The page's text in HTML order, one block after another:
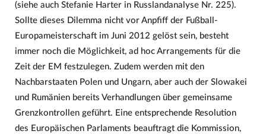
(siehe auch Stefanie Harter in Russlandanalyse Nr. 225).
Sollte dieses Dilemma nicht vor Anpfiff der Fußball-
Europameisterschaft im Juni 2012 gelöst sein, besteht
immer noch die Möglichkeit, ad hoc Arrangements für die
Zeit der EM festzulegen. Zudem werden mit den
Nachbarstaaten Polen und Ungarn, aber auch der Slowakei
und Rumänien bereits Verhandlungen über gemeinsame
Grenzkontrollen geführt. Eine entsprechende Resolution
des Europäischen Parlaments beauftragt die Kommission,